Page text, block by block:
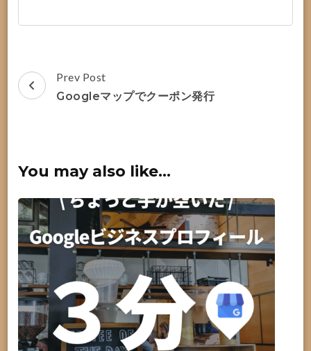
Post
Navigation
Prev Post
Googleマップでクーポン発行
You may also like...